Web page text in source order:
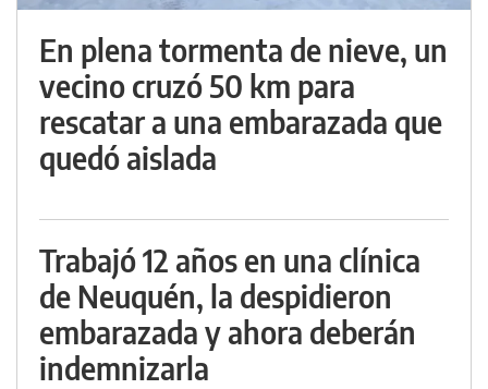
En plena tormenta de nieve, un
vecino cruzó 50 km para
rescatar a una embarazada que
quedó aislada
Trabajó 12 años en una clínica
de Neuquén, la despidieron
embarazada y ahora deberán
indemnizarla